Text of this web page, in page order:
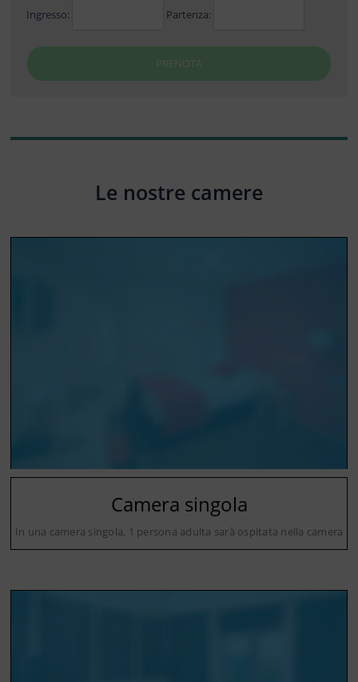
Ingresso: Partenza:
PRENOTA
Le nostre camere
Camera singola
In una camera singola, 1 persona adulta sarà ospitata nella camera